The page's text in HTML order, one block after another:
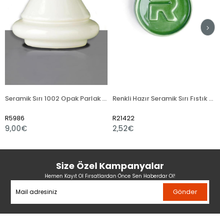
Seramik Sırı 1002 Opak Parlak Toz Renkli Hazır Seramik Sırı Fıstık Yeşili 521-5
Size Özel Kampanyalar
Hemen Kayıt Ol Fırsatlardan Önce Sen Haberdar Ol!
Gönder